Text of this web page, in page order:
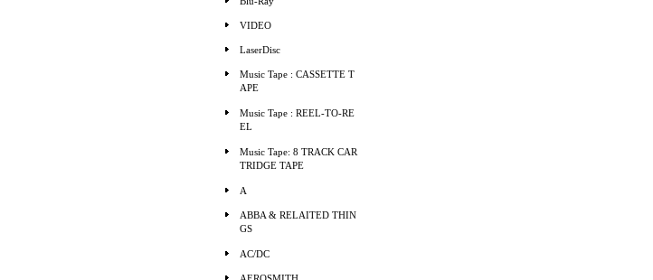
VIDEO
LaserDisc
Music Tape : CASSETTE T
APE
Music Tape : REEL-TO-RE
EL
Music Tape: 8 TRACK CAR
TRIDGE TAPE
A
ABBA & RELAITED THIN
GS
AC/DC